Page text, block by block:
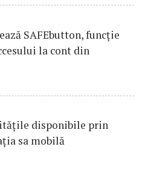
SAFEbutton, funcţie
la cont din
disponibile prin
sa mobilă